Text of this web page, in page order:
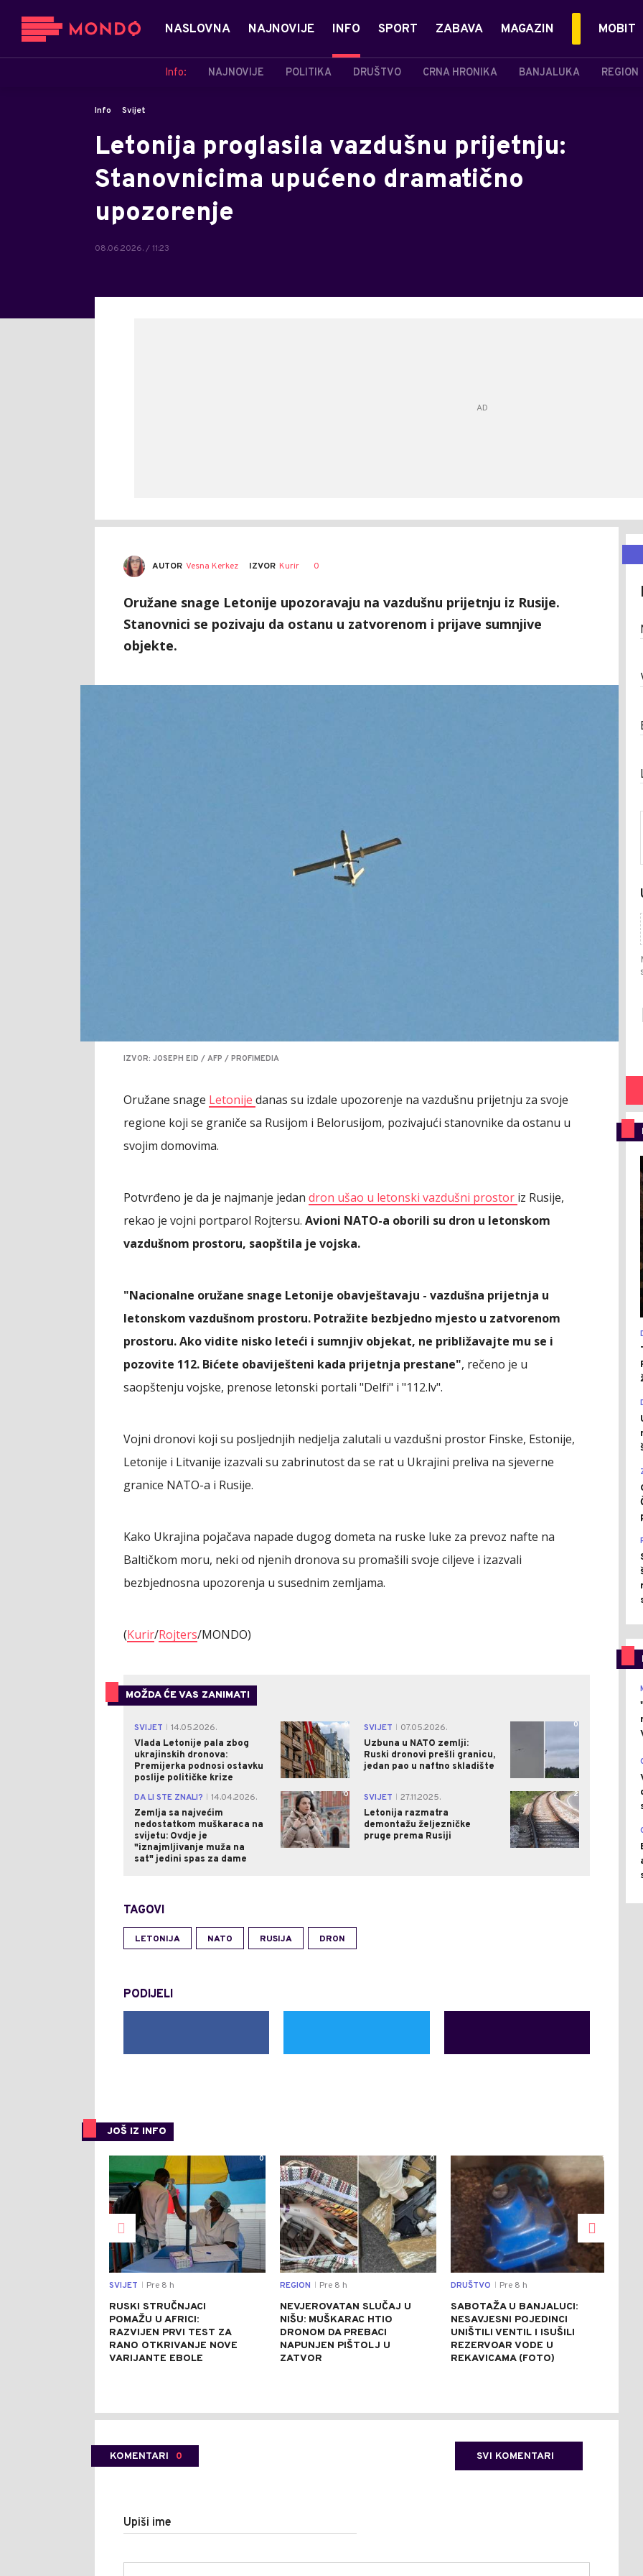
NASLOVNA NAJNOVIJE INFO
Info: NAJNOVIJE POLITIKA DRUŠTVO CRNA HRONIKA BANJALUKA REGION
SPORT ZABAVA MAGAZIN MOBIT
Info Svijet
Letonija proglasila vazdušnu prijetnju:
Stanovnicima upućeno dramatično
upozorenje
08.06.2026. / 11:23
AUTOR Vesna Kerkez IZVOR Kurir 0
Oružane snage Letonije upozoravaju na vazdušnu prijetnju iz Rusije.
Stanovnici se pozivaju da ostanu u zatvorenom i prijave sumnjive
objekte.
IZVOR: JOSEPH EID / AFP / PROFIMEDIA
Oružane snage Letonije danas su izdale upozorenje na vazdušnu prijetnju za svoje
regione koji se graniče sa Rusijom i Belorusijom, pozivajući stanovnike da ostanu u
svojim domovima.
Potvrđeno je da je najmanje jedan dron ušao u letonski vazdušni prostor iz Rusije,
rekao je vojni portparol Rojtersu. Avioni NATO-a oborili su dron u letonskom
vazdušnom prostoru, saopštila je vojska.
"Nacionalne oružane snage Letonije obavještavaju - vazdušna prijetnja u
letonskom vazdušnom prostoru. Potražite bezbjedno mjesto u zatvorenom
prostoru. Ako vidite nisko leteći i sumnjiv objekat, ne približavajte mu se i
pozovite 112. Bićete obaviješteni kada prijetnja prestane", rečeno je u
saopštenju vojske, prenose letonski portali "Delfi" i "112.lv".
Vojni dronovi koji su posljednjih nedjelja zalutali u vazdušni prostor Finske, Estonije,
Letonije i Litvanije izazvali su zabrinutost da se rat u Ukrajini preliva na sjeverne
granice NATO-a i Rusije.
Kako Ukrajina pojačava napade dugog dometa na ruske luke za prevoz nafte na
Baltičkom moru, neki od njenih dronova su promašili svoje ciljeve i izazvali
bezbjednosna upozorenja u susednim zemljama.
(Kurir/Rojters/MONDO)
MOŽDA ĆE VAS ZANIMATI
SVIJET
14.05.2026.
Vlada Letonije pala zbog
ukrajinskih dronova:
Premijerka podnosi ostavku
poslije političke krize
0 SVIJET
07.05.2026.
Uzbuna u NATO zemlji:
Ruski dronovi prešli granicu,
jedan pao u naftno skladište
0
DA LI STE ZNALI?
14.04.2026.
Zemlja sa najvećim
nedostatkom muškaraca na
svijetu: Ovdje je
"iznajmljivanje muža na
sat" jedini spas za dame
0 SVIJET
27.11.2025.
Letonija razmatra
demontažu željezničke
pruge prema Rusiji
2
TAGOVI
LETONIJA NATO RUSIJA DRON
PODIJELI
JOŠ IZ INFO
0
SVIJET Pre 8 h
RUSKI STRUČNJACI
POMAŽU U AFRICI:
RAZVIJEN PRVI TEST ZA
RANO OTKRIVANJE NOVE
VARIJANTE EBOLE
0
REGION Pre 8 h
NEVJEROVATAN SLUČAJ U
NIŠU: MUŠKARAC HTIO
DRONOM DA PREBACI
NAPUNJEN PIŠTOLJ U
ZATVOR
1
DRUŠTVO Pre 8 h
SABOTAŽA U BANJALUCI:
NESAVJESNI POJEDINCI
UNIŠTILI VENTIL I ISUŠILI
REZERVOAR VODE U
REKAVICAMA (FOTO)
KOMENTARI 0 SVI KOMENTARI
Upiši ime